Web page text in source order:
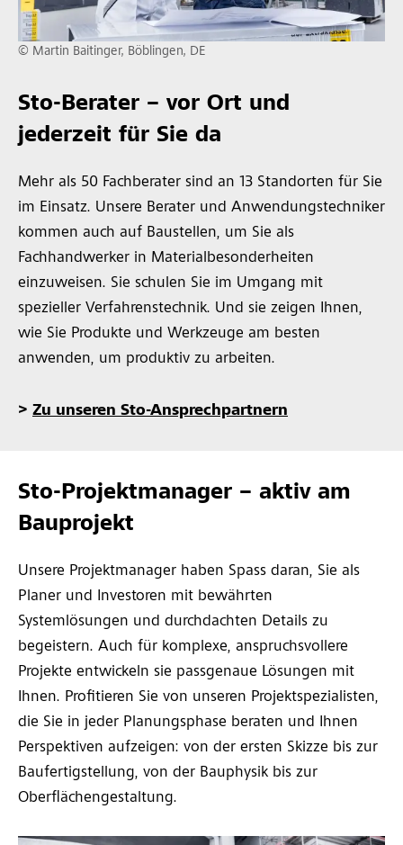
Sto-Berater – vor Ort und
jederzeit für Sie da
Mehr als 50 Fachberater sind an 13 Standorten für Sie
im Einsatz. Unsere Berater und Anwendungstechniker
kommen auch auf Baustellen, um Sie als
Fachhandwerker in Materialbesonderheiten
einzuweisen. Sie schulen Sie im Umgang mit
spezieller Verfahrenstechnik. Und sie zeigen Ihnen,
wie Sie Produkte und Werkzeuge am besten
anwenden, um produktiv zu arbeiten.
> Zu unseren Sto-Ansprechpartnern
© Martin Baitinger, Böblingen, DE
Sto-Projektmanager – aktiv am
Bauprojekt
Unsere Projektmanager haben Spass daran, Sie als
Planer und Investoren mit bewährten
Systemlösungen und durchdachten Details zu
begeistern. Auch für komplexe, anspruchsvollere
Projekte entwickeln sie passgenaue Lösungen mit
Ihnen. Profitieren Sie von unseren Projektspezialisten,
die Sie in jeder Planungsphase beraten und Ihnen
Perspektiven aufzeigen: von der ersten Skizze bis zur
Baufertigstellung, von der Bauphysik bis zur
Oberflächengestaltung.